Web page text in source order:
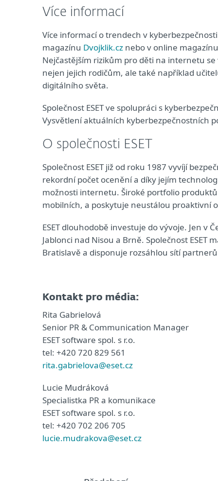
Více informací
Více informací o trendech v
magazínu Dvojklik.cz nebo v online
Nejčastějším rizikům pro děti na internetu
nejen jejich rodičům, ale také například
digitálního světa.
Společnost ESET ve spolupráci s
Vysvětlení aktuálních kyberbezpečnostních
O společnosti ESET
Společnost ESET již od roku 1987 vyvíjí
rekordní počet ocenění a díky jejím
možnosti internetu. Široké portfolio
mobilních, a poskytuje neustálou proaktivní
ESET dlouhodobě investuje do vývoje. Jen v
Jablonci nad Nisou a Brně. Společnost
Bratislavě a disponuje rozsáhlou sítí
Kontakt pro média:
Rita Gabrielová
Senior PR & Communication Manager
ESET software spol. s r.o.
tel: +420 720 829 561
rita.gabrielova@eset.cz
Lucie Mudráková
Specialistka PR a komunikace
ESET software spol. s r.o.
tel: +420 702 206 705
lucie.mudrakova@eset.cz